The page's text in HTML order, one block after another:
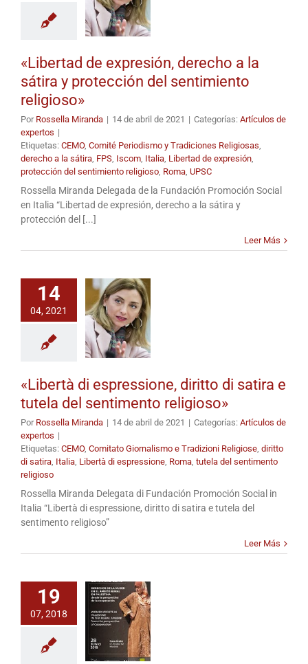
«Libertad de expresión, derecho a la
sátira y protección del sentimiento
religioso»
Por Rossella Miranda | 14 de abril de 2021 | Categorías: Artículos de
expertos |
Etiquetas: CEMO, Comité Periodismo y Tradiciones Religiosas,
derecho a la sátira, FPS, Iscom, Italia, Libertad de expresión,
protección del sentimiento religioso, Roma, UPSC
Rossella Miranda Delegada de la Fundación Promoción Social
en Italia “Libertad de expresión, derecho a la sátira y
protección del [...]
Leer Más
14
04, 2021
«Libertà di espressione, diritto di satira e
tutela del sentimento religioso»
Por Rossella Miranda | 14 de abril de 2021 | Categorías: Artículos de
expertos |
Etiquetas: CEMO, Comitato Giornalismo e Tradizioni Religiose, diritto
di satira, Italia, Libertà di espressione, Roma, tutela del sentimento
religioso
Rossella Miranda Delegata di Fundación Promoción Social in
Italia “Libertà di espressione, diritto di satira e tutela del
sentimento religioso”
Leer Más
19
07, 2018